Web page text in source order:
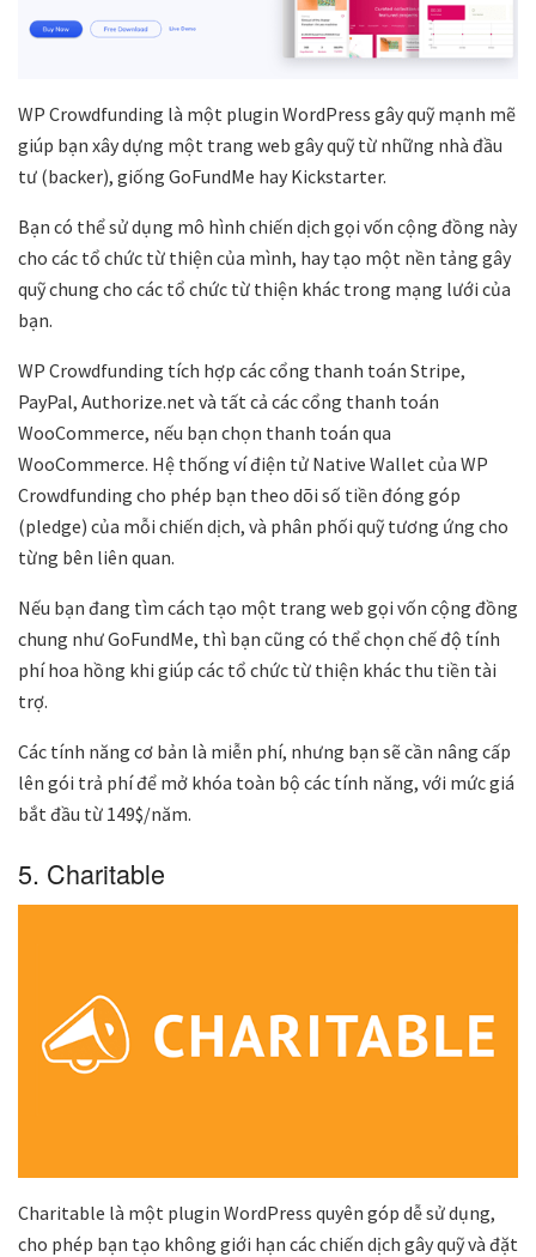
WP Crowdfunding là một plugin WordPress gây quỹ mạnh mẽ
giúp bạn xây dựng một trang web gây quỹ từ những nhà đầu
tư (backer), giống GoFundMe hay Kickstarter.
Bạn có thể sử dụng mô hình chiến dịch gọi vốn cộng đồng này
cho các tổ chức từ thiện của mình, hay tạo một nền tảng gây
quỹ chung cho các tổ chức từ thiện khác trong mạng lưới của
bạn.
WP Crowdfunding tích hợp các cổng thanh toán Stripe,
PayPal, Authorize.net và tất cả các cổng thanh toán
WooCommerce, nếu bạn chọn thanh toán qua
WooCommerce. Hệ thống ví điện tử Native Wallet của WP
Crowdfunding cho phép bạn theo dõi số tiền đóng góp
(pledge) của mỗi chiến dịch, và phân phối quỹ tương ứng cho
từng bên liên quan.
Nếu bạn đang tìm cách tạo một trang web gọi vốn cộng đồng
chung như GoFundMe, thì bạn cũng có thể chọn chế độ tính
phí hoa hồng khi giúp các tổ chức từ thiện khác thu tiền tài
trợ.
Các tính năng cơ bản là miễn phí, nhưng bạn sẽ cần nâng cấp
lên gói trả phí để mở khóa toàn bộ các tính năng, với mức giá
bắt đầu từ 149$/năm.
5. Charitable
Charitable là một plugin WordPress quyên góp dễ sử dụng,
cho phép bạn tạo không giới hạn các chiến dịch gây quỹ và đặt